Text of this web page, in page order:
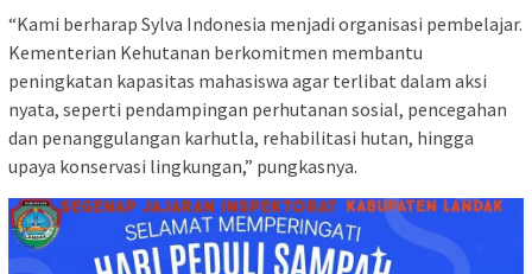
“Kami berharap Sylva Indonesia menjadi organisasi pembelajar.
Kementerian Kehutanan berkomitmen membantu
peningkatan kapasitas mahasiswa agar terlibat dalam aksi
nyata, seperti pendampingan perhutanan sosial, pencegahan
dan penanggulangan karhutla, rehabilitasi hutan, hingga
upaya konservasi lingkungan,” pungkasnya.